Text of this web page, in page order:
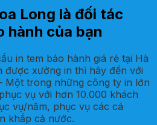
Long là đối tác
hành của bạn
in tem bảo hành giá rẻ tại Hà
được xưởng in thì hãy đến với
Một trong những công ty in lớn
vụ với hơn 10.000 khách
vụ/năm, phục vụ các cá
khắp cả nước.